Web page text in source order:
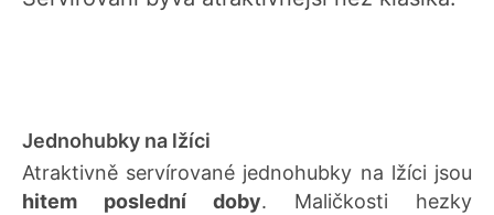
Jednohubky na lžíci
Atraktivně servírované jednohubky na lžíci jsou
hitem poslední doby. Maličkosti hezky